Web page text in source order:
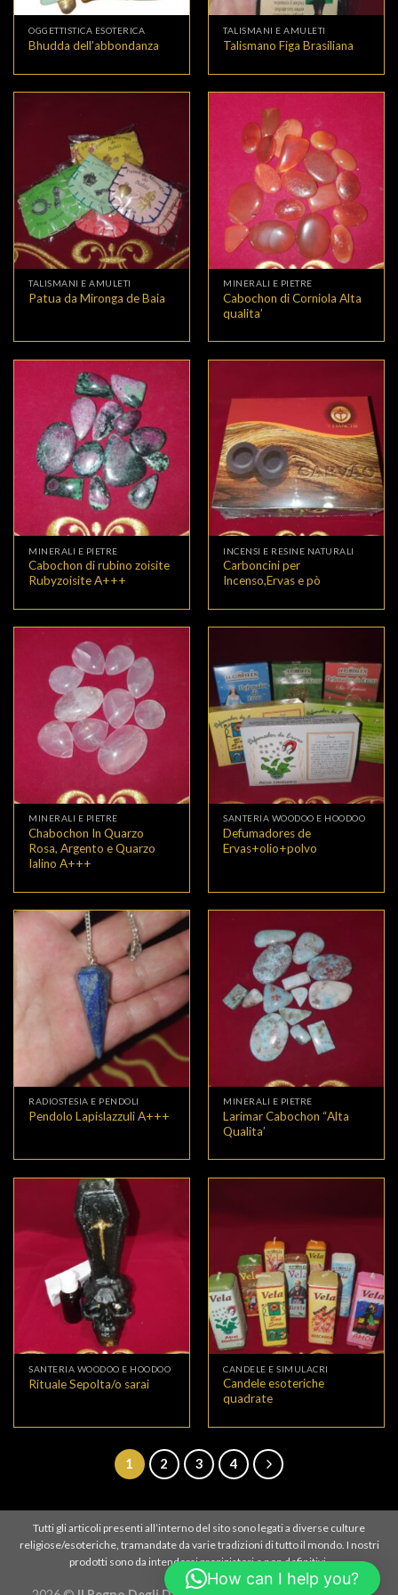
OGGETTISTICA ESOTERICA
Bhudda dell’abbondanza
TALISMANI E AMULETI
Talismano Figa Brasiliana
TALISMANI E AMULETI
Patua da Mironga de Baia
MINERALI E PIETRE
Cabochon di Corniola Alta
qualita’
MINERALI E PIETRE
Cabochon di rubino zoisite
Rubyzoisite A+++
INCENSI E RESINE NATURALI
Carboncini per
Incenso,Ervas e pò
MINERALI E PIETRE
Chabochon In Quarzo
Rosa, Argento e Quarzo
Ialino A+++
SANTERIA WOODOO E HOODOO
Defumadores de
Ervas+olio+polvo
RADIOSTESIA E PENDOLI
Pendolo Lapislazzuli A+++
MINERALI E PIETRE
Larimar Cabochon “Alta
Qualita’
SANTERIA WOODOO E HOODOO
Rituale Sepolta/o sarai
CANDELE E SIMULACRI
Candele esoteriche
quadrate
1 2 3 4
Tutti gli articoli presenti all’interno del sito sono legati a diverse culture
religiose/esoteriche, tramandate da varie tradizioni di tutto il mondo. I nostri
prodotti sono da intendersi propiziatori e non definitivi.
How can I help you?